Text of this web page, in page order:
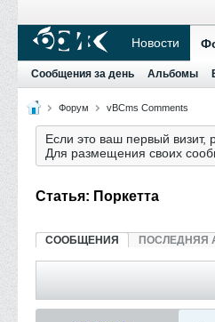
Новости
Сообщения за день Альбомы
Форум vBCms Comments
Если это ваш первый визит,
Для размещения своих
Статья: Поркетта
СООБЩЕНИЯ ПОСЛЕДНЯЯ